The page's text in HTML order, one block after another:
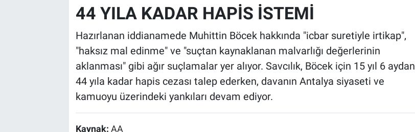
44 YILA KADAR HAPİS İSTEMİ
Hazırlanan iddianamede Muhittin Böcek hakkında "icbar suretiyle irtikap",
"haksız mal edinme" ve "suçtan kaynaklanan malvarlığı değerlerinin
aklanması" gibi ağır suçlamalar yer alıyor. Savcılık, Böcek için 15 yıl 6 aydan
44 yıla kadar hapis cezası talep ederken, davanın Antalya siyaseti ve
kamuoyu üzerindeki yankıları devam ediyor.
Kaynak: AA